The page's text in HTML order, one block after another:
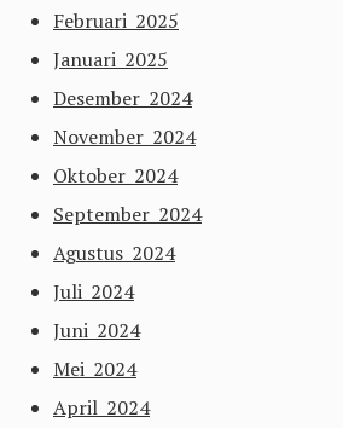
Februari 2025
Januari 2025
Desember 2024
November 2024
Oktober 2024
September 2024
Agustus 2024
Juli 2024
Juni 2024
Mei 2024
April 2024